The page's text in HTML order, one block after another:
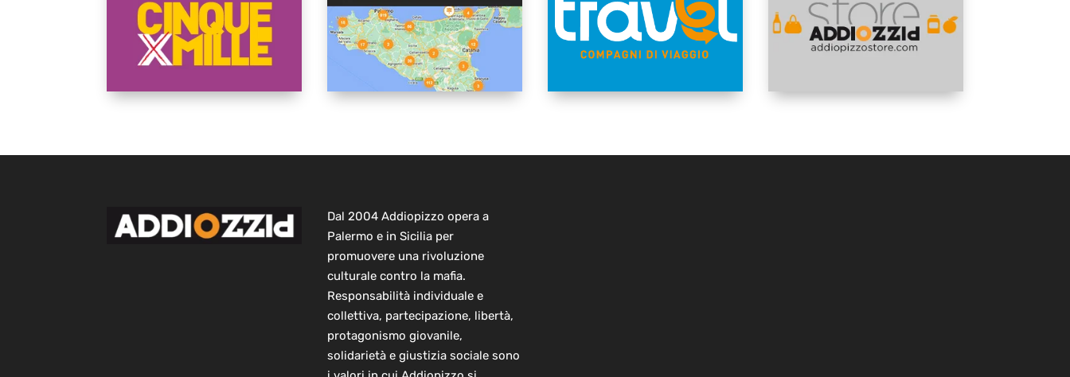
Dal 2004 Addiopizzo opera a
Palermo e in Sicilia per
promuovere una rivoluzione
culturale contro la mafia.
Responsabilità individuale e
collettiva, partecipazione, libertà,
protagonismo giovanile,
solidarietà e giustizia sociale sono